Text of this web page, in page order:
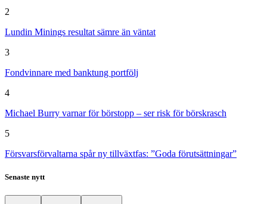
2
Lundin Minings resultat sämre än väntat
3
Fondvinnare med banktung portfölj
4
Michael Burry varnar för börstopp – ser risk för börskrasch
5
Försvarsförvaltarna spår ny tillväxtfas: ”Goda förutsättningar”
Senaste nytt